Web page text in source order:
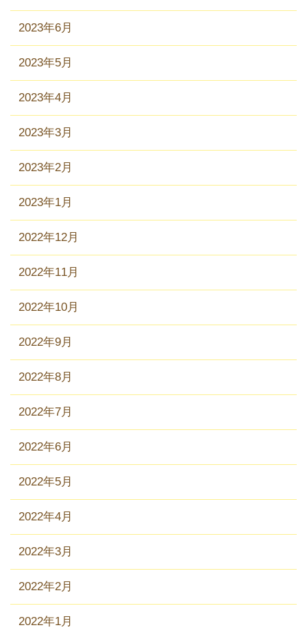
2023年6月
2023年5月
2023年4月
2023年3月
2023年2月
2023年1月
2022年12月
2022年11月
2022年10月
2022年9月
2022年8月
2022年7月
2022年6月
2022年5月
2022年4月
2022年3月
2022年2月
2022年1月